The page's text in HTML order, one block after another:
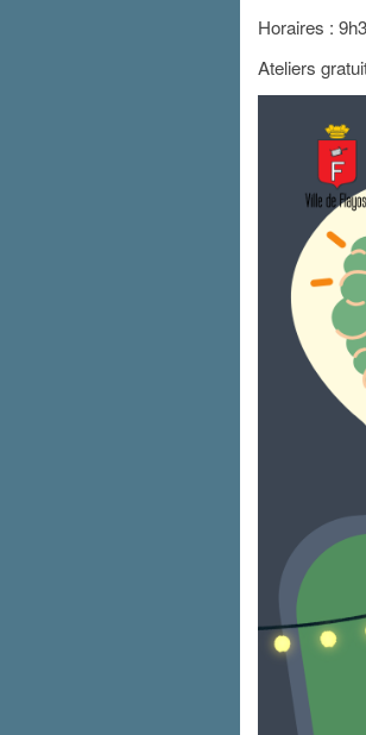
Horaires :
Ateliers